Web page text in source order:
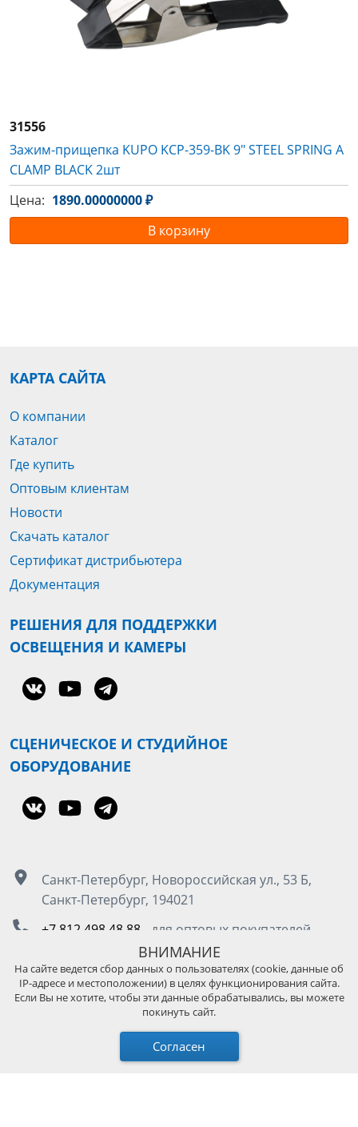
31556
Зажим-прищепка KUPO KCP-359-BK 9" STEEL SPRING A
CLAMP BLACK 2шт
Цена: 1890.00000000 ₽
В корзину
КАРТА САЙТА
О компании
Каталог
Где купить
Оптовым клиентам
Новости
Скачать каталог
Сертификат дистрибьютера
Документация
РЕШЕНИЯ ДЛЯ ПОДДЕРЖКИ
ОСВЕЩЕНИЯ И КАМЕРЫ
СЦЕНИЧЕСКОЕ И СТУДИЙНОЕ
ОБОРУДОВАНИЕ
Санкт-Петербург, Новороссийская ул., 53 Б,
Санкт-Петербург, 194021
+7 812 498 48 88 - для оптовых покупателей
- для розничных покупателей
Москва, Остаповский проезд д.5, стр. 4, под.3
- для оптовых покупателей
8 800 511 13 36- для розничных покупателей
ВНИМАНИЕ
На сайте ведется сбор данных о пользователях (cookie, данные об
IP-адресе и местоположении) в целях функционирования сайта.
Если Вы не хотите, чтобы эти данные обрабатывались, вы можете
покинуть сайт.
Согласен